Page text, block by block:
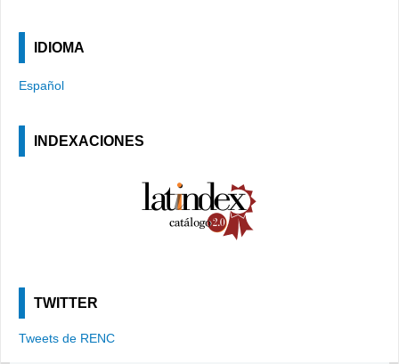
IDIOMA
Español
INDEXACIONES
TWITTER
Tweets de RENC